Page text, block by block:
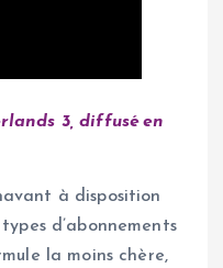
3, diffusé en
à disposition
d’abonnements
la moins chère,